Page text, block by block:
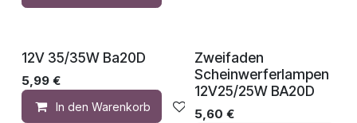
12V 35/35W Ba20D
5,99 €
In den Warenkorb Auf die Wunschliste
Zweifaden
Scheinwerferlampen
12V25/25W BA20D
5,60 €